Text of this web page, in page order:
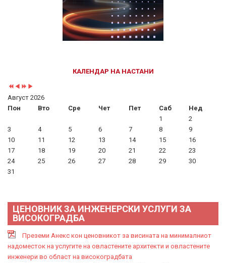
КАЛЕНДАР НА НАСТАНИ
Август 2026
Пон
Вто Сре Чет Пет Саб
Нед
1
2
3
4 5 6 7 8
9
10
11 12 13 14 15
16
17
18 19 20 21 22
23
24
25 26 27 28 29
30
31
ЦЕНОВНИК ЗА ИНЖЕНЕРСКИ УСЛУГИ ЗА
ВИСОКОГРАДБА
Преземи Анекс кон ценовникот за висината на минималниот
надоместок на услугите на овластените архитекти и овластените
инженери во област на високоградбата